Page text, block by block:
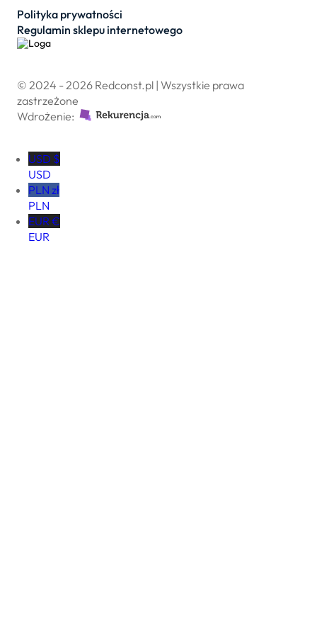
Polityka prywatności
Regulamin sklepu internetowego
© 2024 - 2026 Redconst.pl | Wszystkie prawa
zastrzeżone
Wdrożenie:
USD $
USD
PLN zł
PLN
EUR €
EUR